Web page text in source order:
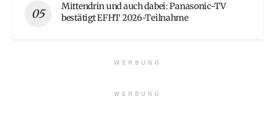
Mittendrin und auch dabei: Panasonic-TV
bestätigt EFHT 2026-Teilnahme
WERBUNG
WERBUNG